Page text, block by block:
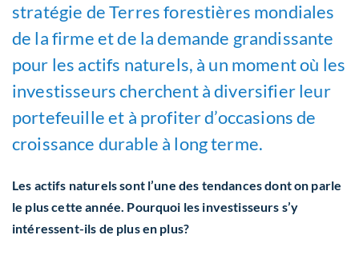
stratégie de Terres forestières mondiales
de la firme et de la demande grandissante
pour les actifs naturels, à un moment où les
investisseurs cherchent à diversifier leur
portefeuille et à profiter d’occasions de
croissance durable à long terme.
Les actifs naturels sont l’une des tendances dont on parle
le plus cette année. Pourquoi les investisseurs s’y
intéressent-ils de plus en plus?